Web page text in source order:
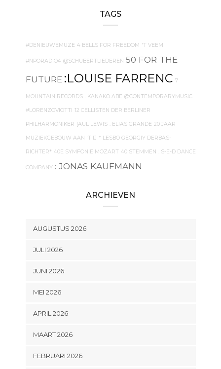
TAGS
#DENIEUWEMUZE 4 BELLS FOR FREEDOM 'T VEEM
#NPORADIO4 @SCHUBERTLIEDEREN 50 FOR THE
FUTURE :LOUISE FARRENC 7
MOUNTAIN RECORDS . KANAKO ABE @CONTEMPORARYMUSIC
#LORENZOVIOTTI 12 CELLISTEN DER BERLINER
PHILHARMONIKER {AUL LEWIS . ELIAS GRANDE 20 JAAR
MUZIEKGEBOUW AAN 'T IJ * LESBO GEORGIY DERBAS-
RICHTER* 40E SYMFONIE MOZART 40 STEMMEN . S-E-D DANCE
COMPANY : JONAS KAUFMANN
ARCHIEVEN
AUGUSTUS 2026
JULI 2026
JUNI 2026
MEI 2026
APRIL 2026
MAART 2026
FEBRUARI 2026